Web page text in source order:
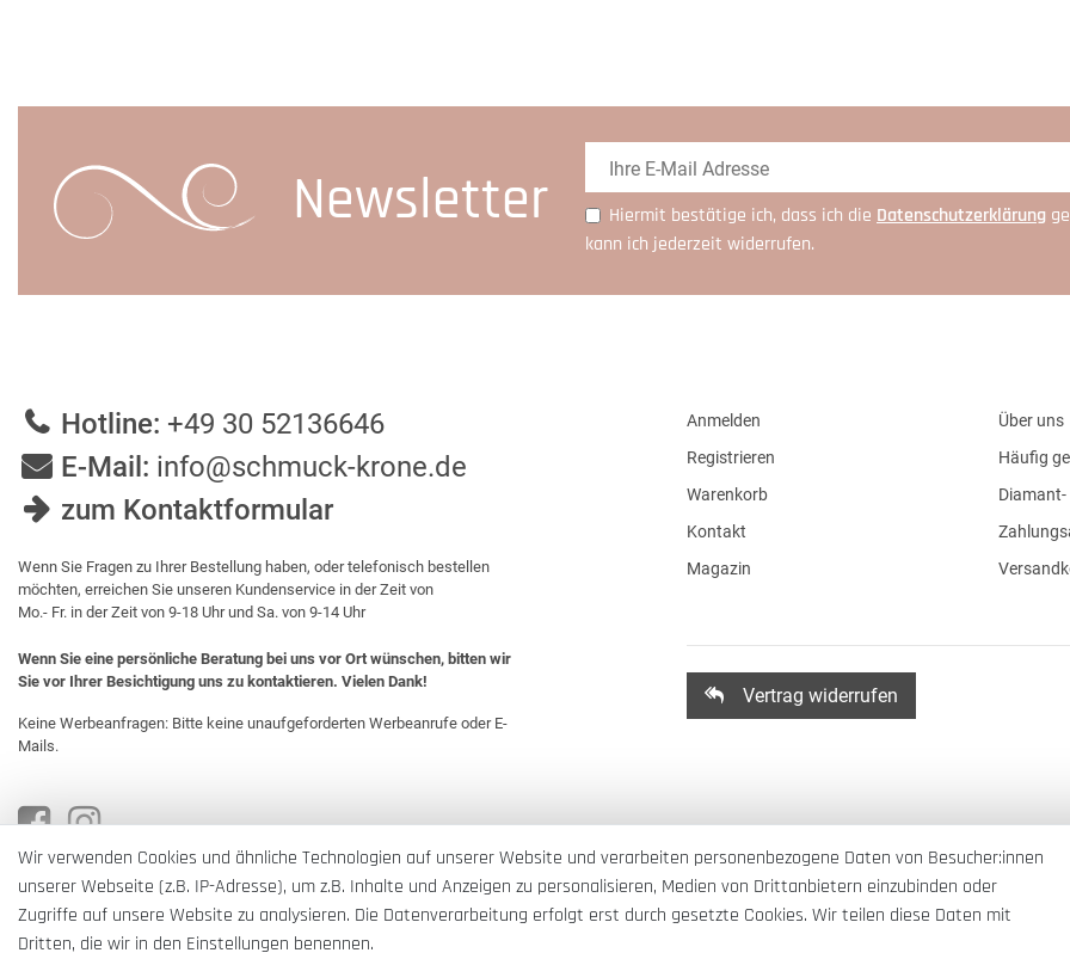
Newsletter Hiermit bestätige ich, dass ich die Daten­schutz­erklärung
kann ich jederzeit widerrufen.
Hotline: +49 30 52136646
E-Mail: info@schmuck-krone.de
zum Kontaktformular
Wenn Sie Fragen zu Ihrer Bestellung haben, oder telefonisch bestellen
möchten, erreichen Sie unseren Kundenservice in der Zeit von
Mo.- Fr. in der Zeit von 9-18 Uhr und Sa. von 9-14 Uhr
Wenn Sie eine persönliche Beratung bei uns vor Ort wünschen, bitten wir
Sie vor Ihrer Besichtigung uns zu kontaktieren. Vielen Dank!
Keine Werbeanfragen: Bitte keine unaufgeforderten Werbeanrufe oder E-
Mails.
Anmelden
Registrieren
Warenkorb
Kontakt
Magazin
Über uns
Häufig
Vertrag widerrufen
Wir verwenden Cookies und ähnliche Technologien auf unserer Website und verarbeiten personenbezogene Daten von Besucher:innen
unserer Webseite (z.B. IP-Adresse), um z.B. Inhalte und Anzeigen zu personalisieren, Medien von Drittanbietern einzubinden oder
Zugriffe auf unsere Website zu analysieren. Die Datenverarbeitung erfolgt erst durch gesetzte Cookies. Wir teilen diese Daten mit
Dritten, die wir in den Einstellungen benennen.